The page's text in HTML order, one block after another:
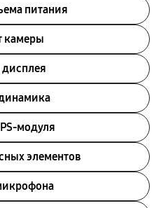
питания
камеры
модуля
элементов